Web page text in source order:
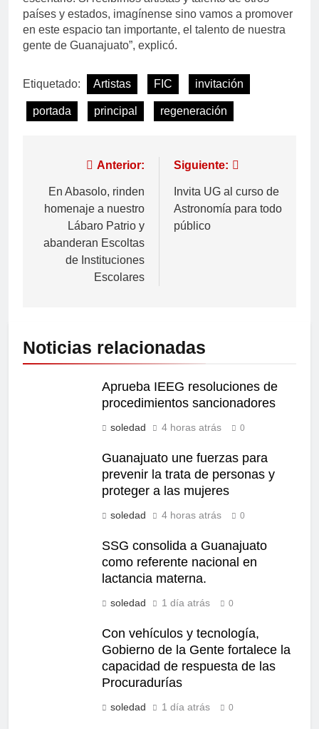
países y estados, imagínense sino vamos a promover
en este espacio tan importante, el talento de nuestra
gente de Guanajuato”, explicó.
Etiquetado: Artistas FIC invitación
portada principal regeneración
Anterior:
En Abasolo, rinden
homenaje a nuestro
Lábaro Patrio y
abanderan Escoltas
de Instituciones
Escolares
Siguiente:
Invita UG al curso de
Astronomía para todo
público
Noticias relacionadas
Aprueba IEEG resoluciones de
procedimientos sancionadores
soledad 4 horas atrás 0
Guanajuato une fuerzas para
prevenir la trata de personas y
proteger a las mujeres
soledad 4 horas atrás 0
SSG consolida a Guanajuato
como referente nacional en
lactancia materna.
soledad 1 día atrás 0
Con vehículos y tecnología,
Gobierno de la Gente fortalece la
capacidad de respuesta de las
Procuradurías
soledad 1 día atrás 0